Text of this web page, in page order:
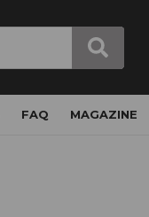
FAQ MAGAZINE